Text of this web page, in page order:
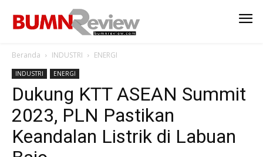
Beranda INDUSTRI ENERGI
INDUSTRI ENERGI
Dukung KTT ASEAN Summit
2023, PLN Pastikan
Keandalan Listrik di Labuan